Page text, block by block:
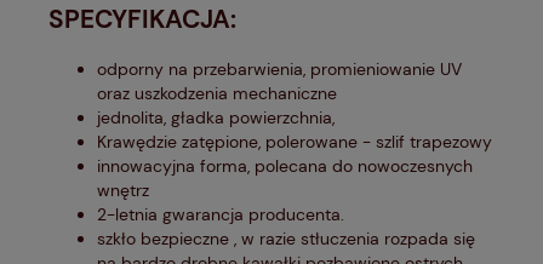
SPECYFIKACJA:
odporny na przebarwienia, promieniowanie UV
oraz uszkodzenia mechaniczne
jednolita, gładka powierzchnia,
Krawędzie zatępione, polerowane - szlif trapezowy
innowacyjna forma, polecana do nowoczesnych
wnętrz
2-letnia gwarancja producenta.
szkło bezpieczne , w razie stłuczenia rozpada się